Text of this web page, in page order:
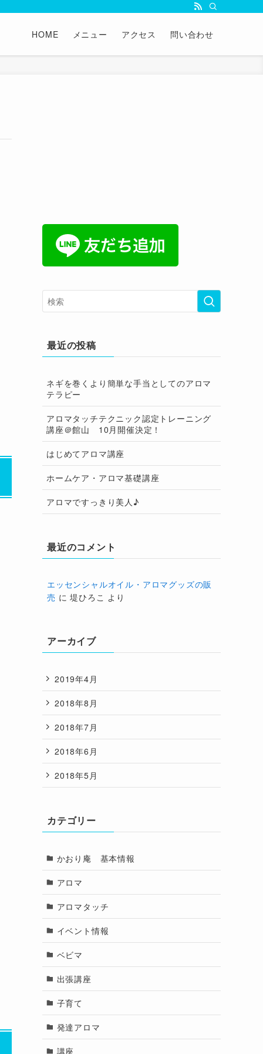
HOME メニュー アクセス 問い合わせ
最近の投稿
ネギを巻くより簡単な手当としてのアロマ
テラピー
アロマタッチテクニック認定トレーニング
講座＠館山 10月開催決定！
はじめてアロマ講座
ホームケア・アロマ基礎講座
アロマですっきり美人♪
最近のコメント
エッセンシャルオイル・アロマグッズの販
売 に堤ひろこ より
アーカイブ
2019年4月
2018年8月
2018年7月
2018年6月
2018年5月
カテゴリー
かおり庵 基本情報
アロマ
アロマタッチ
イベント情報
ベビマ
出張講座
子育て
発達アロマ
講座